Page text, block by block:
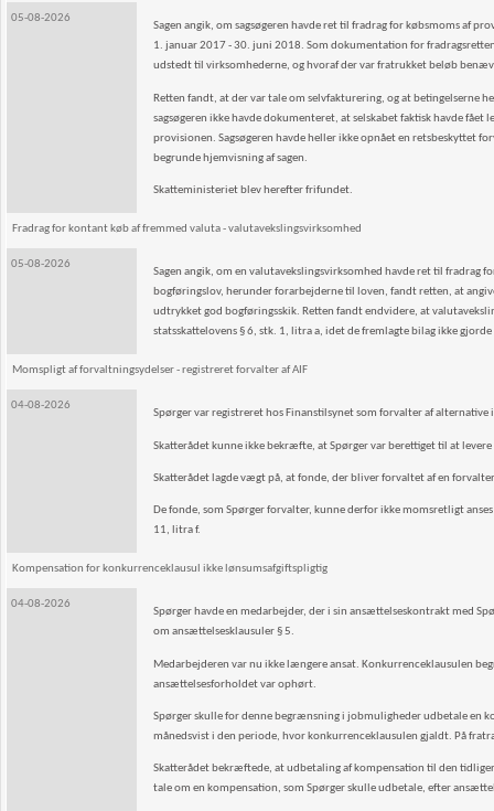
05-08-2026
Sagen angik, om sagsøgeren havde ret til fradrag for købsmoms af
1. januar 2017 - 30. juni 2018. Som dokumentation for
udstedt til virksomhederne, og hvoraf der var fratrukket beløb
Retten fandt, at der var tale om selvfakturering, og at betingelserne
sagsøgeren ikke havde dokumenteret, at selskabet faktisk havde
provisionen. Sagsøgeren havde heller ikke opnået en retsbeskyttet
begrunde hjemvisning af sagen.
Skatteministeriet blev herefter frifundet.
Fradrag for kontant køb af fremmed valuta - valutavekslingsvirksomhed
05-08-2026
Sagen angik, om en valutavekslingsvirksomhed havde ret til
bogføringslov, herunder forarbejderne til loven, fandt retten, at
udtrykket god bogføringsskik. Retten fandt endvidere, at
statsskattelovens § 6, stk. 1, litra a, idet de fremlagte bilag ikke
Momspligt af forvaltningsydelser - registreret forvalter af AIF
04-08-2026
Spørger var registreret hos Finanstilsynet som forvalter af
Skatterådet kunne ikke bekræfte, at Spørger var berettiget til at
Skatterådet lagde vægt på, at fonde, der bliver forvaltet af en
De fonde, som Spørger forvalter, kunne derfor ikke momsretligt
11, litra f.
Kompensation for konkurrenceklausul ikke lønsumsafgiftspligtig
04-08-2026
Spørger havde en medarbejder, der i sin ansættelseskontrakt med
om ansættelsesklausuler § 5.
Medarbejderen var nu ikke længere ansat. Konkurrenceklausulen
ansættelsesforholdet var ophørt.
Spørger skulle for denne begrænsning i jobmuligheder udbetale en
månedsvist i den periode, hvor konkurrenceklausulen gjaldt. På
Skatterådet bekræftede, at udbetaling af kompensation til den
tale om en kompensation, som Spørger skulle udbetale, efter